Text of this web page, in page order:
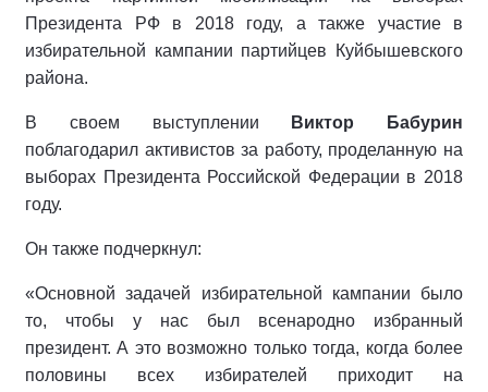
Президента РФ в 2018 году, а также участие в
избирательной кампании партийцев Куйбышевского
района.
В своем выступлении
Виктор Бабурин
поблагодарил активистов за работу, проделанную на
выборах Президента Российской Федерации в 2018
году.
Он также подчеркнул:
«Основной задачей избирательной кампании было
то, чтобы у нас был всенародно избранный
президент. А это возможно только тогда, когда более
половины всех избирателей приходит на